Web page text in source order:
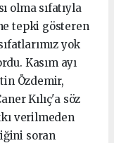
olma sıfatıyla
tepki gösteren
yok
Kasım ayı
Özdemir,
Kılıç'a söz
verilmeden
soran